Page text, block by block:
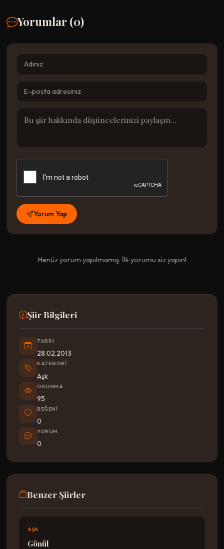
Yorumlar (0)
Yorum Yap
Henüz yorum yapılmamış. İlk yorumu siz yapın!
Şiir Bilgileri
TARIH
28.02.2013
KATEGORI
Aşk
OKUNMA
95
BEĞENI
0
YORUM
0
Benzer Şiirler
AŞK
Gönül